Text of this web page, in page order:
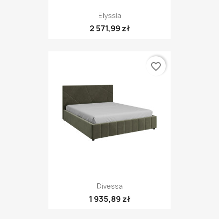
Elyssia
2 571,99 zł
Divessa
1 935,89 zł
favorite_border